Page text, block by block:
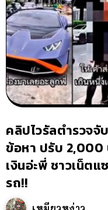
คลิปไวรัลตำรวจจั
ข้อหา ปรับ 2,000
เงินอ่ะพี่ ชาวเน็ตแ
รถ!!
เหมียวหง่าว